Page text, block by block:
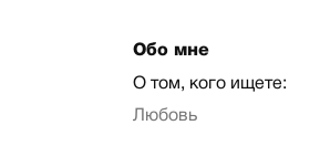
Обо мне
О том, кого ищете:
Любовь